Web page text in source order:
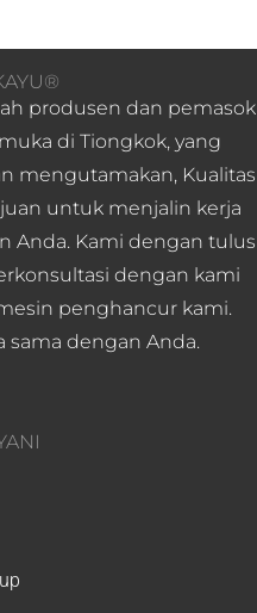
produsen dan pemasok
di Tiongkok, yang
mengutamakan, Kualitas
untuk menjalin kerja
Anda. Kami dengan tulus
dengan kami
penghancur kami.
sama dengan Anda.